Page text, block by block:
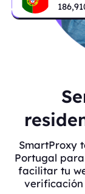
SmartProxy
Portugal
facilitar tu
verificación